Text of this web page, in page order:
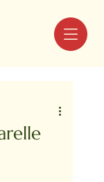
MENU